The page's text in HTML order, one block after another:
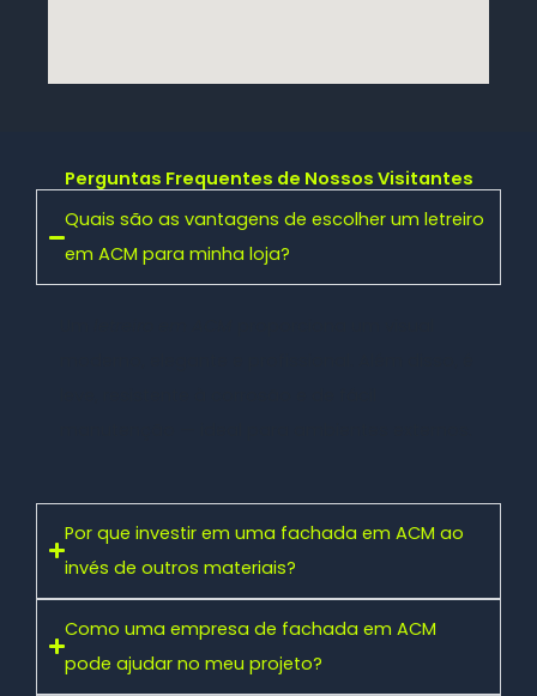
Perguntas Frequentes de Nossos Visitantes
Quais são as vantagens de escolher um letreiro
em ACM para minha loja?
Por que investir em uma fachada em ACM ao
invés de outros materiais?
Como uma empresa de fachada em ACM
pode ajudar no meu projeto?